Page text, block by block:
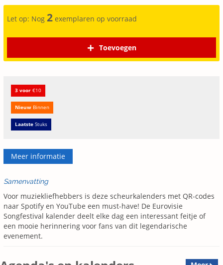
Let op: Nog 2 exemplaren op voorraad
Toevoegen
3 voor €10
Nieuw Binnen
Laatste Stuks
Meer informatie
Samenvatting
Voor muziekliefhebbers is deze scheurkalenders met QR-codes
naar Spotify en YouTube een must-have! De Eurovisie
Songfestival kalender deelt elke dag een interessant feitje of
een mooie herinnering voor fans van dit legendarische
evenement.